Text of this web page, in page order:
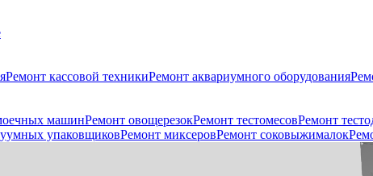
Ремонт кассовой техникиРемонт аквариумного оборудования
машинРемонт овощерезокРемонт тестомесовРемонт
упаковщиковРемонт миксеровРемонт соковыжималок